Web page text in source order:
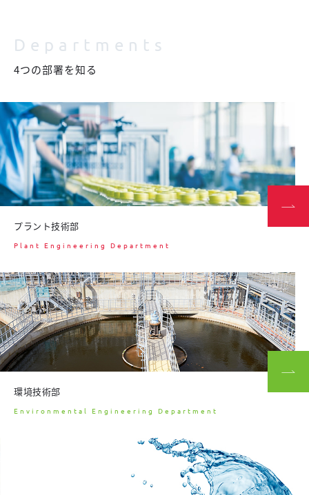
ジ
Departments
4つの部署を知る
プラント技術部
Plant Engineering Department
環境技術部
Environmental Engineering Department